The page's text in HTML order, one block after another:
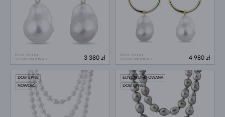
ŻÓŁTE ZŁOTO
SŁODKOWODNYCH
3 380 zł
ŻÓŁTE ZŁOTO
SŁODKOWODNYCH
4 980 zł
DOSTĘPNE
NOWOŚĆ
EDYCJA LIMITOWANA
DOSTĘPNE